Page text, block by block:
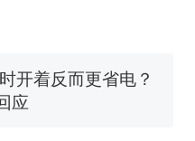
招聘物理教师，笔
遭淘汰？教育局：